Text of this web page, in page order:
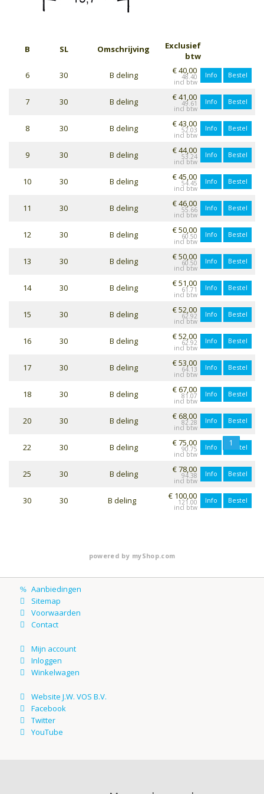
B SL Omschrijving
Exclusief
btw
6
30 B deling € 40,00
48.40 Info Bestel
7 30 B deling € 41,00
49.61 Info Bestel
8 30 B deling € 43,00
52.03 Info Bestel
9 30 B deling € 44,00
53.24 Info Bestel
10 30 B deling € 45,00
54.45 Info Bestel
11 30 B deling € 46,00
55.66 Info Bestel
12 30 B deling € 50,00
60.50 Info Bestel
13 30 B deling € 50,00
60.50 Info Bestel
14 30 B deling € 51,00
61.71 Info Bestel
15 30 B deling € 52,00
62.92 Info Bestel
16 30 B deling € 52,00
62.92 Info Bestel
17 30 B deling € 53,00
64.13 Info Bestel
18 30 B deling € 67,00
81.07 Info Bestel
20 30 B deling € 68,00
82.28 Info Bestel
22 30 B deling € 75,00
90.75 Info Bestel
25 30 B deling € 78,00
94.38 Info Bestel
30 30 B deling € 100,00
121.00 Info Bestel
1
powered by myShop.com